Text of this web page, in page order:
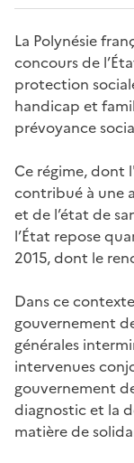
La Polynésie
concours de
protection
handicap et
prévoyance
Ce régime, dont
contribué à une
et de l’état de
l’État repose
2015, dont le
Dans ce
gouvernement
générales
intervenues
gouvernement
diagnostic et la
matière de